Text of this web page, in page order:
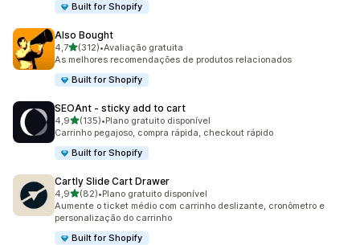
Built for Shopify
Also Bought
4,7de 5 estrelas
(312)
312 avaliações ao todo
•Avaliação gratuita
As melhores recomendações de produtos relacionados
Built for Shopify
SEOAnt ‑ sticky add to cart
4,9de 5 estrelas
(135)
135 avaliações ao todo
•Plano gratuito disponível
Carrinho pegajoso, compra rápida, checkout rápido
Built for Shopify
Cartly Slide Cart Drawer
4,9de 5 estrelas
(82)
82 avaliações ao todo
•Plano gratuito disponível
Aumente o ticket médio com carrinho deslizante, cronômetro e
personalização do carrinho
Built for Shopify